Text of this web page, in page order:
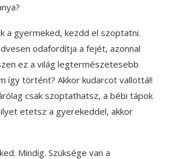
a gyermeked, kezdd el szoptatni.
odafordítja a fejét, azonnal
ez a világ legtermészetesebb
így történt? Akkor kudarcot vallottál!
csak szoptathatsz, a bébi tápok
etetsz a gyerekeddel, akkor
Mindig. Szüksége van a